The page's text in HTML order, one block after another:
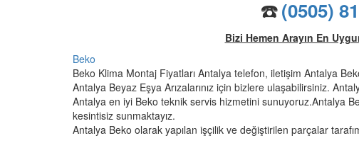
☎️(0505)
Bizi Hemen Arayın En
Beko
Beko Klima Montaj Fiyatları Antalya telefon, iletişim Antalya
Antalya Beyaz Eşya Arızalarınız için bizlere ulaşabilirsiniz.
Antalya en iyi Beko teknik servis hizmetini sunuyoruz.Antalya
kesintisiz sunmaktayız.
Antalya Beko olarak yapılan işçilik ve değiştirilen parçalar